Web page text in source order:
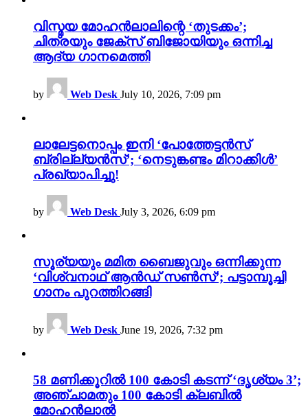
വിസ്മയ മോഹൻലാലിന്റെ ‘തുടക്കം’;
ചിത്രയും ജേക്സ് ബിജോയിയും ഒന്നിച്ച
ആദ്യ ഗാനമെത്തി
by Web Desk July 10, 2026, 7:09 pm
ലാലേട്ടനൊപ്പം ഇനി ‘പോത്തേട്ടൻസ്
ബ്രില്ല്യൻസ്’; ‘നെടുങ്കണ്ടം മിറാക്കിൾ’
പ്രഖ്യാപിച്ചു!
by Web Desk July 3, 2026, 6:09 pm
സൂര്യയും മമിത ബൈജുവും ഒന്നിക്കുന്ന
‘വിശ്വനാഥ് ആൻഡ് സൺസ്’; പട്ടാമ്പൂച്ചി
ഗാനം പുറത്തിറങ്ങി
by Web Desk June 19, 2026, 7:32 pm
58 മണിക്കൂറിൽ 100 കോടി കടന്ന് ‘ദൃശ്യം 3’;
അഞ്ചാമതും 100 കോടി ക്ലബിൽ
മോഹൻലാൽ